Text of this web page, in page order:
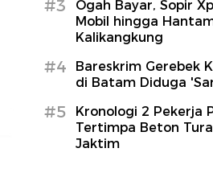
#3
Ogah Bayar, Sopir
Mobil hingga
Kalikangkung
#4
Bareskrim Gerebek
di Batam Diduga
#5
Kronologi 2 Pekerja
Tertimpa Beton
Jaktim